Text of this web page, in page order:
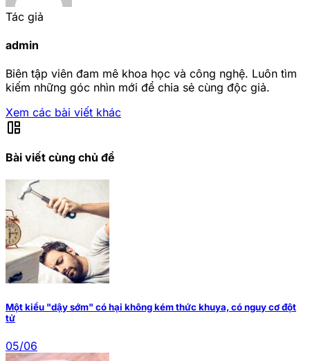
Tác giả
admin
Biên tập viên đam mê khoa học và công nghệ. Luôn tìm
kiếm những góc nhìn mới để chia sẻ cùng độc giả.
Xem các bài viết khác
auto_awesome_mosaic
Bài viết cùng chủ đề
Một kiểu "dậy sớm" có hại không kém thức khuya, có nguy cơ đột
tử
05/06